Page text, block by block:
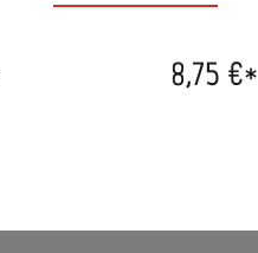
OneStepReady Politur 8700.
Passend für die
Poliermaschine RH 50 E
8,75 €*